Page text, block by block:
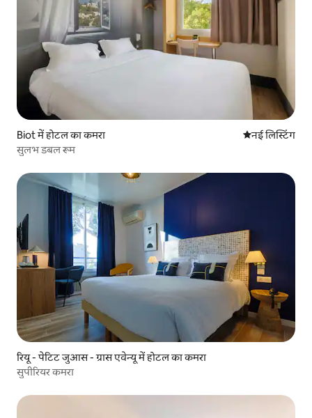
Biot में होटल का कमरा ठहरने की नई
नई लिस्टिंग
सुलभ डबल रूम
रियू - पेटिट जुआस - ग्रास एवेन्यू में होटल का कमरा
सुपीरियर कमरा